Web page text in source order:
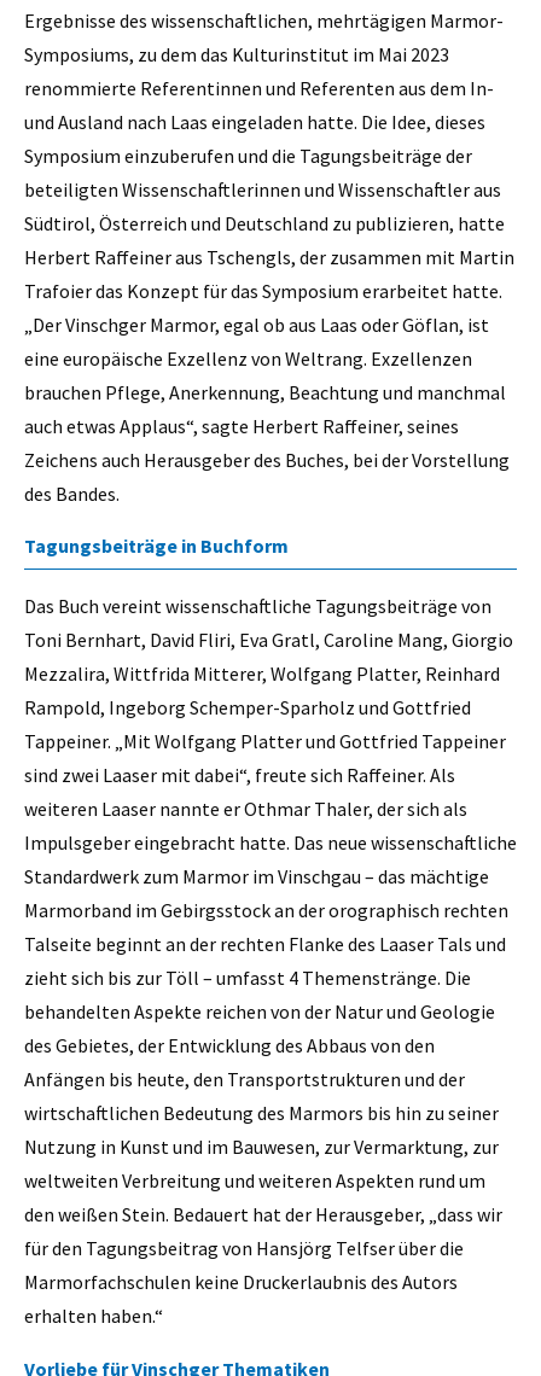
Ergebnisse des wissenschaftlichen, mehrtägigen Marmor-
Symposiums, zu dem das Kulturinstitut im Mai 2023
renommierte Referentinnen und Referenten aus dem In-
und Ausland nach Laas eingeladen hatte. Die Idee, dieses
Symposium einzuberufen und die Tagungsbeiträge der
beteiligten Wissenschaftlerinnen und Wissenschaftler aus
Südtirol, Österreich und Deutschland zu publizieren, hatte
Herbert Raffeiner aus Tschengls, der zusammen mit Martin
Trafoier das Konzept für das Symposium erarbeitet hatte.
„Der Vinschger Marmor, egal ob aus Laas oder Göflan, ist
eine europäische Exzellenz von Weltrang. Exzellenzen
brauchen Pflege, Anerkennung, Beachtung und manchmal
auch etwas Applaus“, sagte Herbert Raffeiner, seines
Zeichens auch Herausgeber des Buches, bei der Vorstellung
des Bandes.
Tagungsbeiträge in Buchform
Das Buch vereint wissenschaftliche Tagungsbeiträge von
Toni Bernhart, David Fliri, Eva Gratl, Caroline Mang, Giorgio
Mezzalira, Wittfrida Mitterer, Wolfgang Platter, Reinhard
Rampold, Ingeborg Schemper-Sparholz und Gottfried
Tappeiner. „Mit Wolfgang Platter und Gottfried Tappeiner
sind zwei Laaser mit dabei“, freute sich Raffeiner. Als
weiteren Laaser nannte er Othmar Thaler, der sich als
Impulsgeber eingebracht hatte. Das neue wissenschaftliche
Standardwerk zum Marmor im Vinschgau – das mächtige
Marmorband im Gebirgsstock an der orographisch rechten
Talseite beginnt an der rechten Flanke des Laaser Tals und
zieht sich bis zur Töll – umfasst 4 Themenstränge. Die
behandelten Aspekte reichen von der Natur und Geologie
des Gebietes, der Entwicklung des Abbaus von den
Anfängen bis heute, den Transportstrukturen und der
wirtschaftlichen Bedeutung des Marmors bis hin zu seiner
Nutzung in Kunst und im Bauwesen, zur Vermarktung, zur
weltweiten Verbreitung und weiteren Aspekten rund um
den weißen Stein. Bedauert hat der Herausgeber, „dass wir
für den Tagungsbeitrag von Hansjörg Telfser über die
Marmorfachschulen keine Druckerlaubnis des Autors
erhalten haben.“
Vorliebe für Vinschger Thematiken